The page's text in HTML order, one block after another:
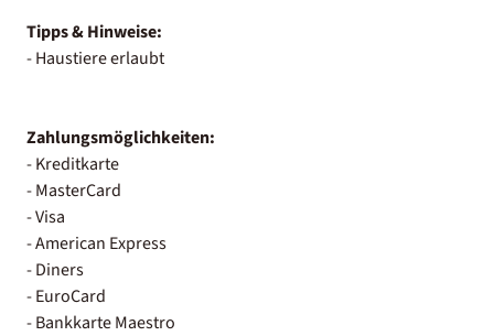
Tipps & Hinweise:
- Haustiere erlaubt
Zahlungsmöglichkeiten:
- Kreditkarte
- MasterCard
- Visa
- American Express
- Diners
- EuroCard
- Bankkarte Maestro